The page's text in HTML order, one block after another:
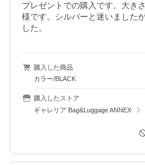
プレゼントでの購入です。大き
様です。シルバーと迷いました
購入した商品
カラー/BLACK
購入したストア
ギャレリア Bag&Luggage ANNEX